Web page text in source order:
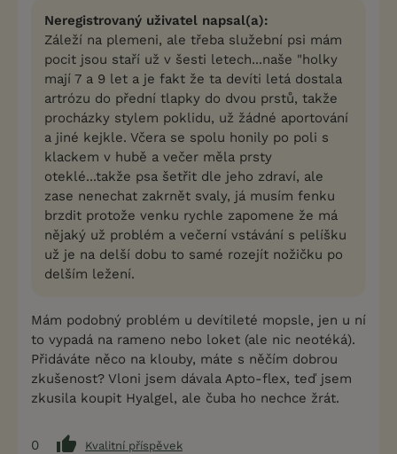
Neregistrovaný uživatel napsal(a):
Záleží na plemeni, ale třeba služební psi mám
pocit jsou staří už v šesti letech...naše "holky
mají 7 a 9 let a je fakt že ta devíti letá dostala
artrózu do přední tlapky do dvou prstů, takže
procházky stylem poklidu, už žádné aportování
a jiné kejkle. Včera se spolu honily po poli s
klackem v hubě a večer měla prsty
oteklé...takže psa šetřit dle jeho zdraví, ale
zase nenechat zakrnět svaly, já musím fenku
brzdit protože venku rychle zapomene že má
nějaký už problém a večerní vstávání s pelíšku
už je na delší dobu to samé rozejít nožičku po
delším ležení.
Mám podobný problém u devítileté mopsle, jen u ní
to vypadá na rameno nebo loket (ale nic neotéká).
Přidáváte něco na klouby, máte s něčím dobrou
zkušenost? Vloni jsem dávala Apto-flex, teď jsem
zkusila koupit Hyalgel, ale čuba ho nechce žrát.
0
Kvalitní příspěvek